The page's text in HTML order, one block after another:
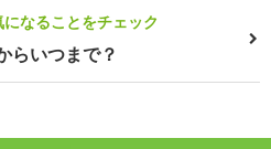
なることをチェック
らいつまで？